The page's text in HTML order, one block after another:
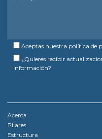
Aceptas nuestra política de
¿Quieres recibir
información?
Acerca
Pilares
Estructura